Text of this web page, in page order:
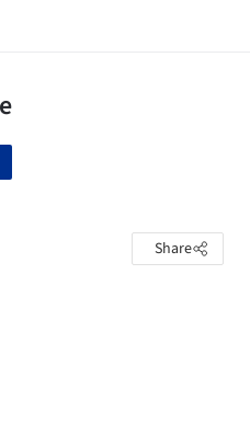
Share